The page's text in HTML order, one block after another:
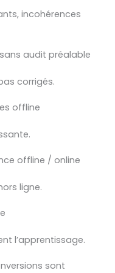
incohérences
audit préalable
corrigés.
offline
offline / online
ligne.
l’apprentissage.
sont